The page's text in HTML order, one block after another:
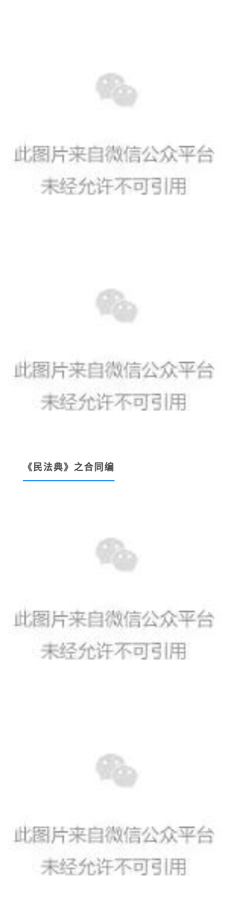
《民法典》之合同编